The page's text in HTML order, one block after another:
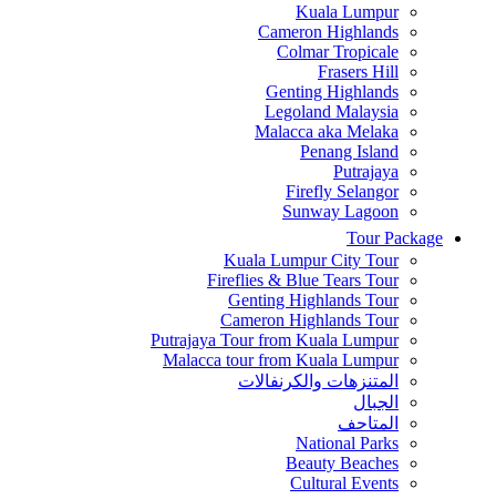
Kuala Lumpur
Cameron Highlands
Colmar Tropicale
Frasers Hill
Genting Highlands
Legoland Malaysia
Malacca aka Melaka
Penang Island
Putrajaya
Firefly Selangor
Sunway Lagoon
Tour Package
Kuala Lumpur City Tour
Fireflies & Blue Tears Tour
Genting Highlands Tour
Cameron Highlands Tour
Putrajaya Tour from Kuala Lumpur
Malacca tour from Kuala Lumpur
المتنزهات والكرنفالات
الجبال
المتاحف
National Parks
Beauty Beaches
Cultural Events